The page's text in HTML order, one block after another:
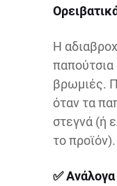
Η
παπούτσια
βρωμιές.
όταν τα
στεγνά (ή
το προϊόν).
✅Ανάλογα